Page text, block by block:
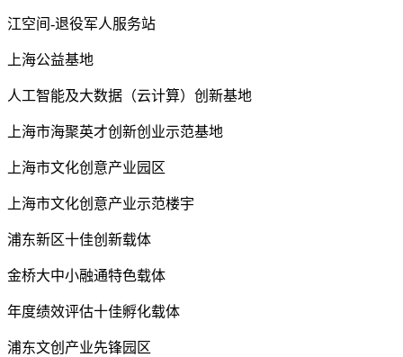
江空间-退役军人服务站
上海公益基地
人工智能及大数据（云计算）创新基地
上海市海聚英才创新创业示范基地
上海市文化创意产业园区
上海市文化创意产业示范楼宇
浦东新区十佳创新载体
金桥大中小融通特色载体
年度绩效评估十佳孵化载体
浦东文创产业先锋园区